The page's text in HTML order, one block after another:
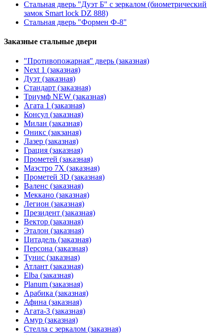
Стальная дверь "Дуэт Б" с зеркалом (биометрический
замок Smart lock DZ 888)
Стальная дверь "Формен Ф-8"
Заказные стальные двери
"Противопожарная" дверь (заказная)
Next 1 (заказная)
Дуэт (заказная)
Стандарт (заказная)
Триумф NEW (заказная)
Агата 1 (заказная)
Консул (заказная)
Милан (заказная)
Оникс (закзаная)
Лазер (заказная)
Грация (заказная)
Прометей (заказная)
Маэстро 7Х (заказная)
Прометей 3D (заказная)
Валенс (заказная)
Меккано (заказная)
Легион (заказная)
Президент (заказная)
Вектор (заказная)
Эталон (заказная)
Цитадель (заказная)
Персона (заказная)
Тунис (заказная)
Атлант (заказная)
Elba (заказная)
Planum (заказная)
Арабика (заказная)
Афина (заказная)
Агата-3 (заказная)
Амур (заказная)
Стелла с зеркалом (заказная)